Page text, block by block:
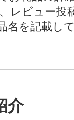
レビュー投
名を記載し
介